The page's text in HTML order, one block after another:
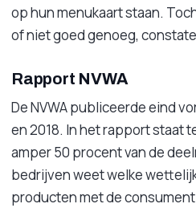
op hun menukaart staan.
of niet goed genoeg,
Rapport NVWA
De NVWA publiceerde eind
en 2018. In het rapport staat
amper 50 procent van de
bedrijven weet welke
producten met de